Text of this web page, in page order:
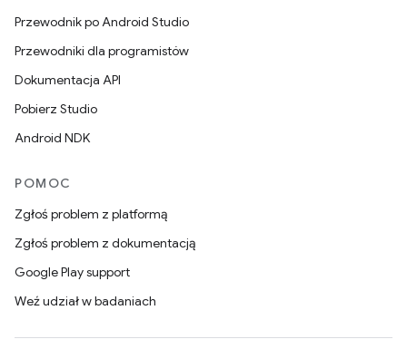
Przewodnik po Android Studio
Przewodniki dla programistów
Dokumentacja API
Pobierz Studio
Android NDK
POMOC
Zgłoś problem z platformą
Zgłoś problem z dokumentacją
Google Play support
Weź udział w badaniach